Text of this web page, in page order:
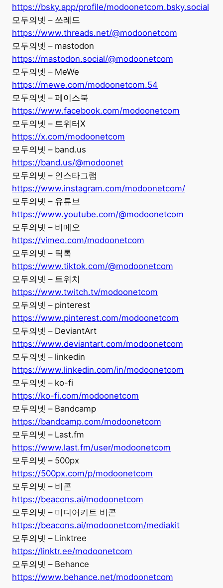
https://bsky.app/profile/modoonetcom.bsky.social
모두의넷 – 쓰레드
https://www.threads.net/@modoonetcom
모두의넷 – mastodon
https://mastodon.social/@modoonetcom
모두의넷 – MeWe
https://mewe.com/modoonetcom.54
모두의넷 – 페이스북
https://www.facebook.com/modoonetcom
모두의넷 – 트위터X
https://x.com/modoonetcom
모두의넷 – band.us
https://band.us/@modoonet
모두의넷 – 인스타그램
https://www.instagram.com/modoonetcom/
모두의넷 – 유튜브
https://www.youtube.com/@modoonetcom
모두의넷 – 비메오
https://vimeo.com/modoonetcom
모두의넷 – 틱톡
https://www.tiktok.com/@modoonetcom
모두의넷 – 트위치
https://www.twitch.tv/modoonetcom
모두의넷 – pinterest
https://www.pinterest.com/modoonetcom
모두의넷 – DeviantArt
https://www.deviantart.com/modoonetcom
모두의넷 – linkedin
https://www.linkedin.com/in/modoonetcom
모두의넷 – ko-fi
https://ko-fi.com/modoonetcom
모두의넷 – Bandcamp
https://bandcamp.com/modoonetcom
모두의넷 – Last.fm
https://www.last.fm/user/modoonetcom
모두의넷 – 500px
https://500px.com/p/modoonetcom
모두의넷 – 비콘
https://beacons.ai/modoonetcom
모두의넷 – 미디어키트 비콘
https://beacons.ai/modoonetcom/mediakit
모두의넷 – Linktree
https://linktr.ee/modoonetcom
모두의넷 – Behance
https://www.behance.net/modoonetcom